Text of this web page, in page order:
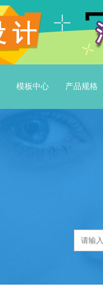
模板中心 产品规格